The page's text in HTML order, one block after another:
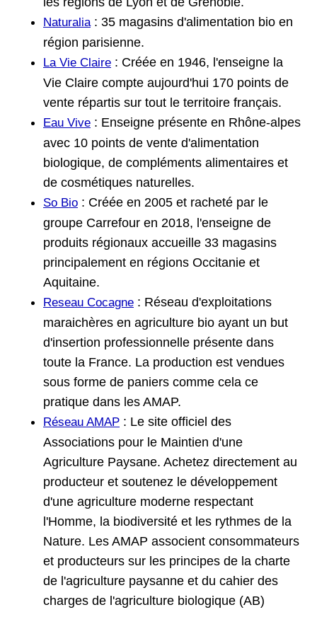
Naturalia: 35 magasins d'alimentation bio en
région parisienne.
La Vie Claire : Créée en 1946, l'enseigne la
Vie Claire compte aujourd'hui 170 points de
vente répartis sur tout le territoire français.
Eau Vive : Enseigne présente en Rhône-alpes
avec 10 points de vente d'alimentation
biologique, de compléments alimentaires et
de cosmétiques naturelles.
So Bio : Créée en 2005 et racheté par le
groupe Carrefour en 2018, l'enseigne de
produits régionaux accueille 33 magasins
principalement en régions Occitanie et
Aquitaine.
Reseau Cocagne : Réseau d'exploitations
maraichères en agriculture bio ayant un but
d'insertion professionnelle présente dans
toute la France. La production est vendues
sous forme de paniers comme cela ce
pratique dans les AMAP.
Réseau AMAP : Le site officiel des
Associations pour le Maintien d'une
Agriculture Paysane. Achetez directement au
producteur et soutenez le développement
d'une agriculture moderne respectant
l'Homme, la biodiversité et les rythmes de la
Nature. Les AMAP associent consommateurs
et producteurs sur les principes de la charte
de l'agriculture paysanne et du cahier des
charges de l'agriculture biologique (AB)